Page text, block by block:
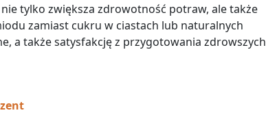
tylko zwiększa zdrowotność potraw, ale także
zamiast cukru w ciastach lub naturalnych
a także satysfakcję z przygotowania zdrowszych